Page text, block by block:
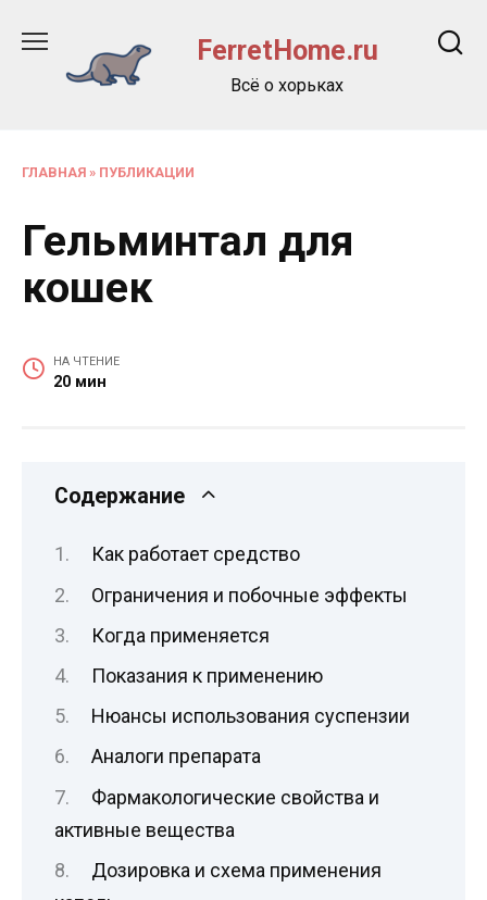
содержанию
FerretHome.ru
Всё о хорьках
ГЛАВНАЯ » ПУБЛИКАЦИИ
Гельминтал для
кошек
НА ЧТЕНИЕ
20 мин
Содержание
Как работает средство
Ограничения и побочные эффекты
Когда применяется
Показания к применению
Нюансы использования суспензии
Аналоги препарата
Фармакологические свойства и
активные вещества
Дозировка и схема применения